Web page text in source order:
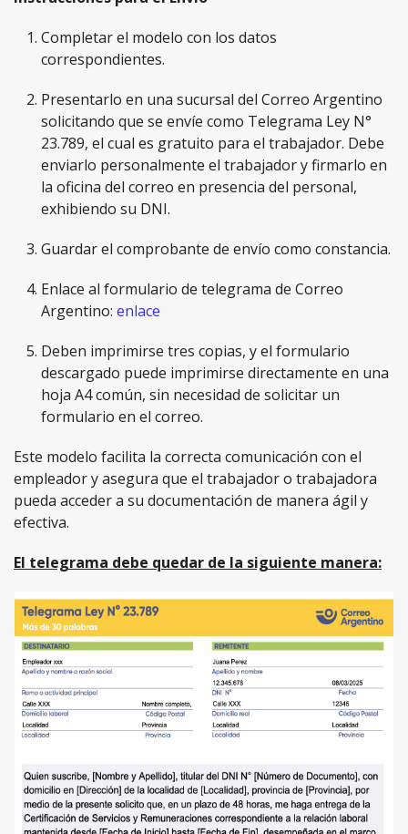
Completar el modelo con los datos
correspondientes.
Presentarlo en una sucursal del Correo Argentino
solicitando que se envíe como Telegrama Ley N°
23.789, el cual es gratuito para el trabajador. Debe
enviarlo personalmente el trabajador y firmarlo en
la oficina del correo en presencia del personal,
exhibiendo su DNI.
Guardar el comprobante de envío como constancia.
Enlace al formulario de telegrama de Correo
Argentino: enlace
Deben imprimirse tres copias, y el formulario
descargado puede imprimirse directamente en una
hoja A4 común, sin necesidad de solicitar un
formulario en el correo.
Este modelo facilita la correcta comunicación con el
empleador y asegura que el trabajador o trabajadora
pueda acceder a su documentación de manera ágil y
efectiva.
El telegrama debe quedar de la siguiente manera: